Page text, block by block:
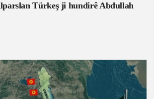
Türkeş ji hundirê Abdullah